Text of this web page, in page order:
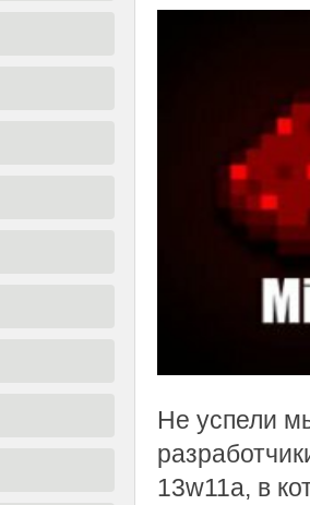
Не успели
13w11a, в